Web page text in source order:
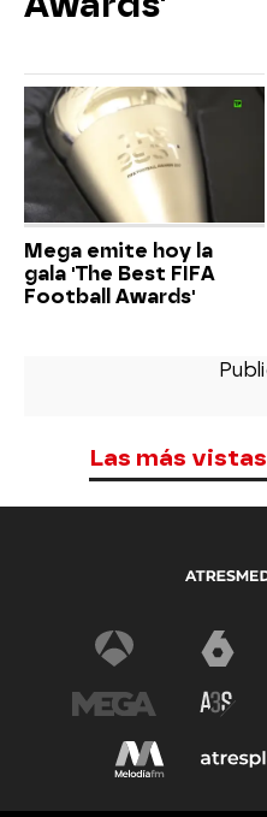
Mega emite hoy la
gala 'The Best FIFA
Football Awards'
Las más vistas